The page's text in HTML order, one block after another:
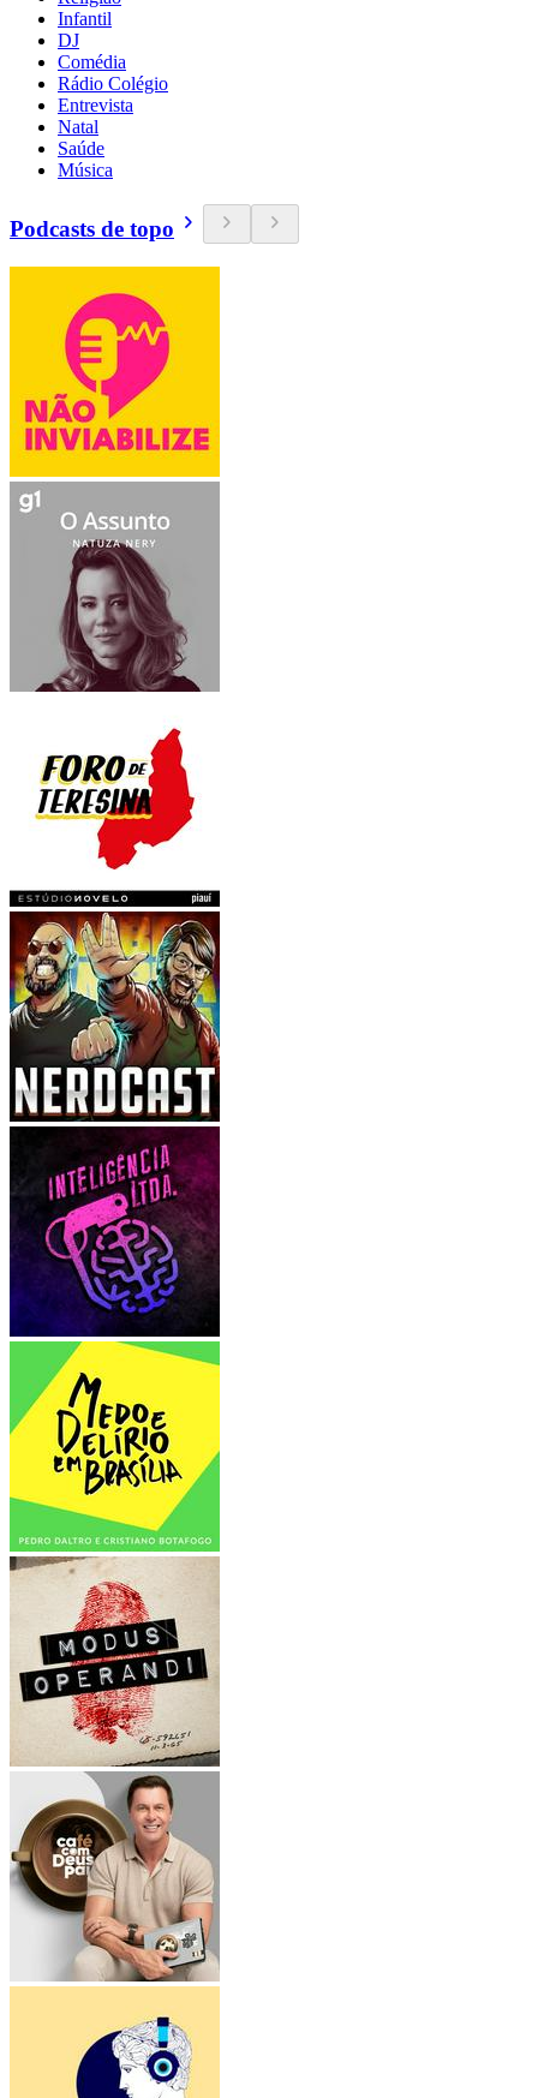
Infantil
DJ
Comédia
Rádio Colégio
Entrevista
Natal
Saúde
Música
Podcasts de topo